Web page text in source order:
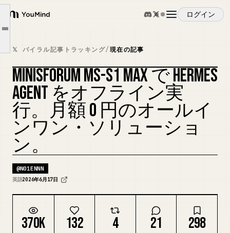
YouMind
ログイン
概要
ユースケース
スキル
プロンプト
料金
ダウンロード
実用的な takeaways
𝕏 バイラル記事トラッキング/現在の記事
カバーをリミックス
MINISFORUM MS-S1 MAX で HERMES
AGENT をオフライン実
行。月額 0 円のオールイ
ンワン・ソリューショ
ン。
@N01ENNN
英語2026年6月17日
370K 132 4 21 298